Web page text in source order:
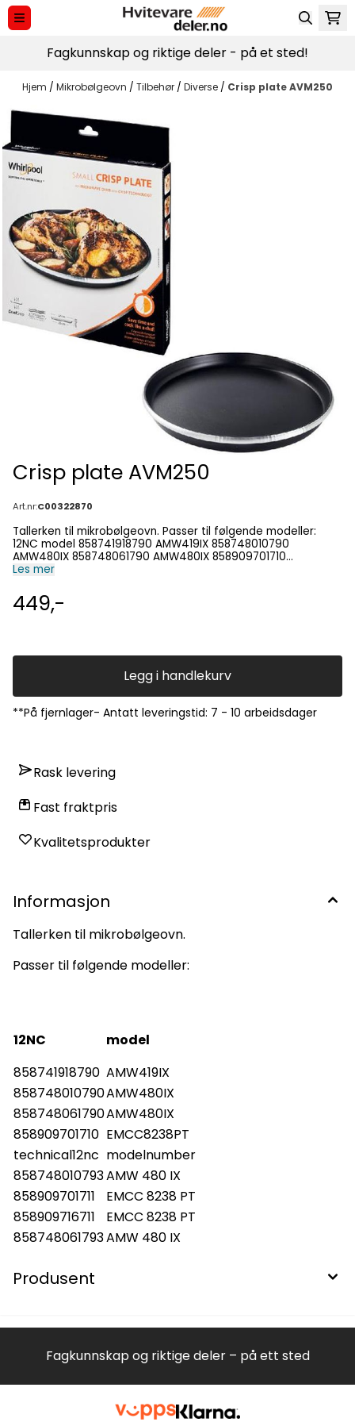
Hopp til innhold
Fagkunnskap og riktige deler - på et sted!
Hjem / Mikrobølgeovn / Tilbehør / Diverse / Crisp plate AVM250
Crisp plate AVM250
Art.nr:C00322870
Tallerken til mikrobølgeovn. Passer til følgende modeller:
12NC model 858741918790 AMW419IX 858748010790
AMW480IX 858748061790 AMW480IX 858909701710
EMCC8238PT technical12nc modelnumber 858748010793
Les mer
449,-
Legg i handlekurv
**På fjernlager- Antatt leveringstid: 7 - 10 arbeidsdager
Rask levering
Fast fraktpris
Kvalitetsprodukter
Informasjon
Tallerken til mikrobølgeovn.
Passer til følgende modeller:
12NC
model
858741918790 AMW419IX
858748010790AMW480IX
858748061790AMW480IX
858909701710 EMCC8238PT
technical12nc modelnumber
858748010793AMW 480 IX
858909701711
EMCC 8238 PT
858909716711
EMCC 8238 PT
858748061793AMW 480 IX
Produsent
Fagkunnskap og riktige deler – på ett sted